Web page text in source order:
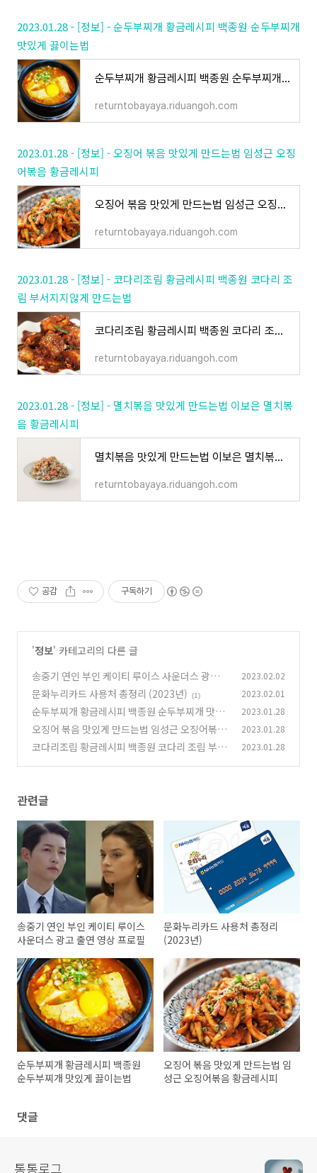
2023.01.28 - [정보] - 순두부찌개 황금레시피 백종원 순두부찌개
맛있게 끓이는법
순두부찌개 황금레시피 백종원 순두부찌개 맛있게 끓이는법
returntobayaya.riduangoh.com
2023.01.28 - [정보] - 오징어 볶음 맛있게 만드는법 임성근 오징
어볶음 황금레시피
오징어 볶음 맛있게 만드는법 임성근 오징어볶음 황금레시피
returntobayaya.riduangoh.com
2023.01.28 - [정보] - 코다리조림 황금레시피 백종원 코다리 조
림 부서지지않게 만드는법
코다리조림 황금레시피 백종원 코다리 조림 부서지지않게 만드는법
returntobayaya.riduangoh.com
2023.01.28 - [정보] - 멸치볶음 맛있게 만드는법 이보은 멸치볶
음 황금레시피
멸치볶음 맛있게 만드는법 이보은 멸치볶음 황금레시피
returntobayaya.riduangoh.com
공감 구독하기
'정보' 카테고리의 다른 글
송중기 연인 부인 케이티 루이스 사운더스 광고
출연 영상 프로필 (0)
2023.02.02
문화누리카드 사용처 총정리 (2023년) (1) 2023.02.01
순두부찌개 황금레시피 백종원 순두부찌개 맛있
게 끓이는법
(0)
2023.01.28
오징어 볶음 맛있게 만드는법 임성근 오징어볶음
황금레시피
(0)
2023.01.28
코다리조림 황금레시피 백종원 코다리 조림 부서
2023.01.28
관련글
송중기 연인 부인 케이티 루이스
사운더스 광고 출연 영상 프로필
문화누리카드 사용처 총정리
(2023년)
순두부찌개 황금레시피 백종원
순두부찌개 맛있게 끓이는법
오징어 볶음 맛있게 만드는법 임
성근 오징어볶음 황금레시피
댓글
통통로그